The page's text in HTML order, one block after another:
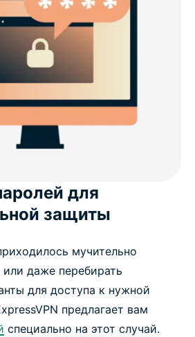
для
защиты
мучительно
даже перебирать
для доступа к нужной
предлагает вам
специально на этот случай.